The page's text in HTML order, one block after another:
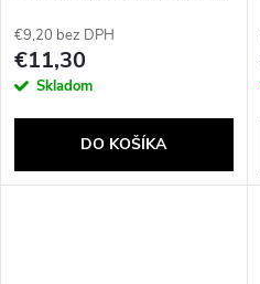
SMART TV
€9,20 bez DPH
€11,30
Skladom
DO KOŠÍKA